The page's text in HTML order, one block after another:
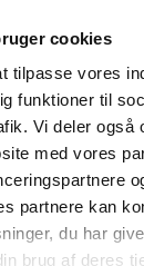
cookies
tilpasse vores
funktioner til
Vi deler også
med vores
partnere kan
du har
brug af deres